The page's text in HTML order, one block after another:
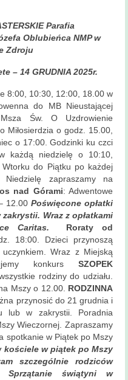
Parafia
Oblubieńca NMP w
Zdroju
– 14 GRUDNIA 2025r.
8:00, 10:30, 12:00, 18.00 w
do MB Nieustającej
Św. O Uzdrowienie
Miłosierdzia o godz. 15.00,
o 17:00. Godzinki ku czci
każdą niedzielę o 10:10,
do Piątku po każdej
Niedzielę zapraszamy na
nad Górami: Adwentowe
12.00Poświęcone opłatki
Wraz z opłatkami
Caritas. Roraty od
18:00. Dzieci przynoszą
Wraz z Miejską
konkurs SZOPEK
rodziny do udziału.
Mszy o 12.00. RODZINNA
przynosić do 21 grudnia i
lub w zakrystii. Poradnia
Wieczornej. Zapraszamy
spotkanie w Piątek po Mszy
kościele w piątek po Mszy
szczególnie rodziców
Sprzątanie świątyni w